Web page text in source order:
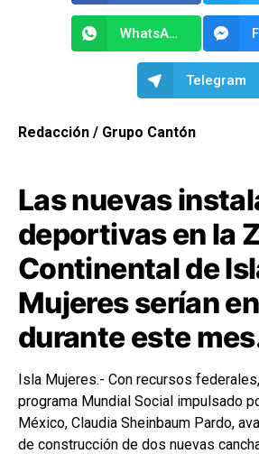
WhatsApp
Telegram
Redacción / Grupo Cantón
Las nuevas
deportivas en la
Continental de
Mujeres serían
durante este
Isla Mujeres.- Con recursos
programa Mundial Social impulsado
México, Claudia Sheinbaum Pardo,
de construcción de dos nuevas